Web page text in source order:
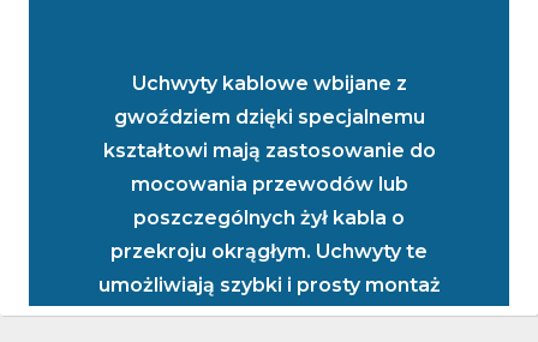
Uchwyty kablowe wbijane z
gwoździem dzięki specjalnemu
kształtowi mają zastosowanie do
mocowania przewodów lub
poszczególnych żył kabla o
przekroju okrągłym. Uchwyty te
umożliwiają szybki i prosty montaż
kabli i przewodów do ścian,